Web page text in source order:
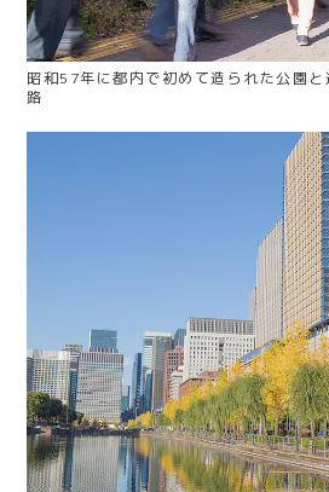
昭和57年に都内で初めて造られた公園
路